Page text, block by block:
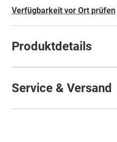
Verfügbarkeit vor Ort prüfen
Produktdetails
Service & Versand